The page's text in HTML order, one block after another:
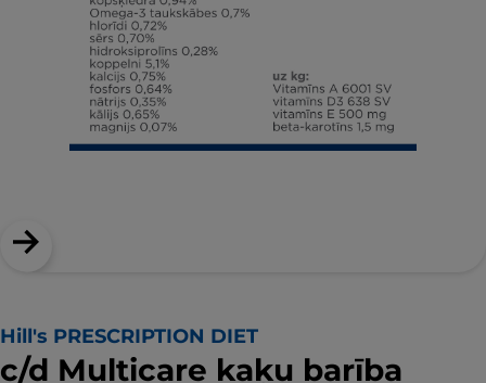
Hill's PRESCRIPTION DIET
c/d Multicare kaķu barība